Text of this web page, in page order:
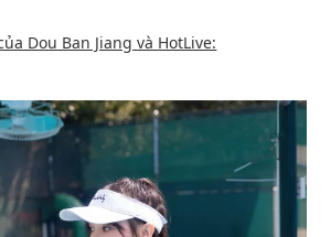
Dou Ban Jiang và HotLive: